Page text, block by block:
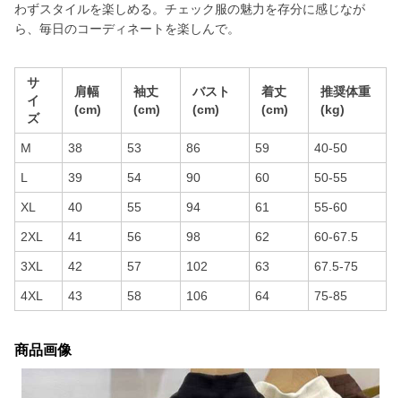
わずスタイルを楽しめる。チェック服の魅力を存分に感じなが
ら、毎日のコーディネートを楽しんで。
サ
イ
ズ
肩幅
(cm)
袖丈
(cm)
バスト
(cm)
着丈
(cm)
推奨体重
(kg)
M 38 53 86 59 40-50
L 39 54 90 60 50-55
XL 40 55 94 61 55-60
2XL 41 56 98 62 60-67.5
3XL 42 57 102 63 67.5-75
4XL 43 58 106 64 75-85
商品画像